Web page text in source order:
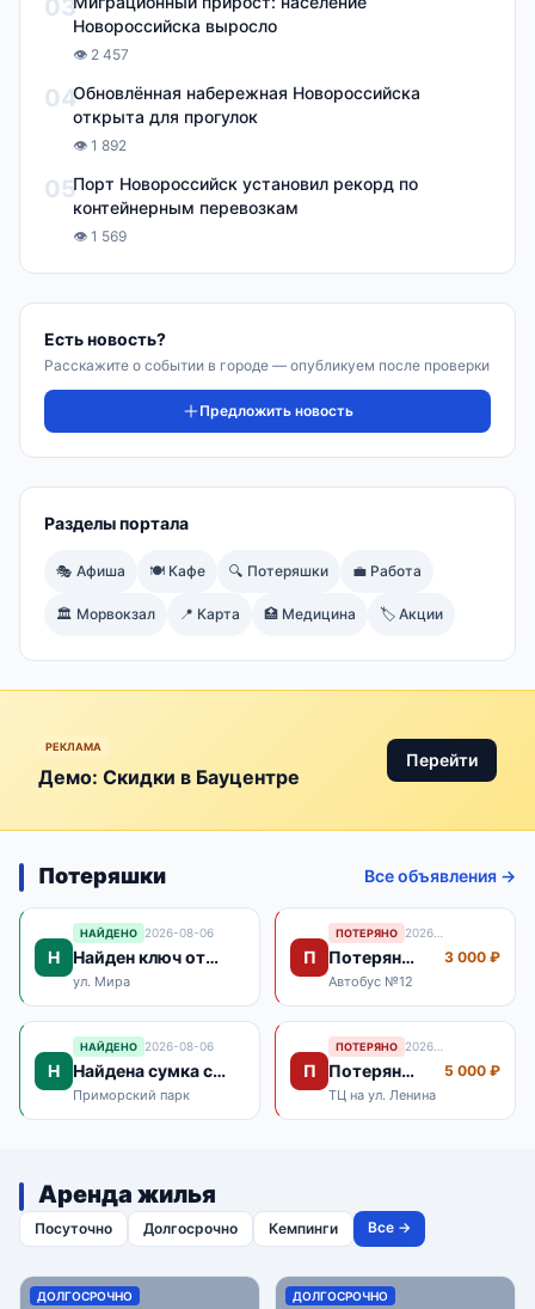
03
Новороссийска выросло
👁 2 457
04Обновлённая набережная Новороссийска
открыта для прогулок
👁 1 892
05Порт Новороссийск установил рекорд по
контейнерным перевозкам
👁 1 569
Есть новость?
Расскажите о событии в городе — опубликуем после проверки
Предложить новость
Разделы портала
🎭 Афиша 🍽️ Кафе 🔍 Потеряшки 💼 Работа
🏛️ Морвокзал 📍 Карта 🏥 Медицина 🏷️ Акции
РЕКЛАМА
Демо: Скидки в Бауцентре
Перейти
Потеряшки Все объявления →
Н
НАЙДЕНО 2026-08-06
Найден ключ от
автомобиля
ул. Мира
П
ПОТЕРЯНО
Потерян
паспорт
Автобус №12
3 000 ₽
Н
НАЙДЕНО 2026-08-06
Найдена сумка с
документами
Приморский парк
П
ПОТЕРЯНО
Потерян
телефон
iPhone
ТЦ на ул. Ленина
5 000 ₽
Аренда жилья
Посуточно Долгосрочно Кемпинги Все →
ДОЛГОСРОЧНО ДОЛГОСРОЧНО